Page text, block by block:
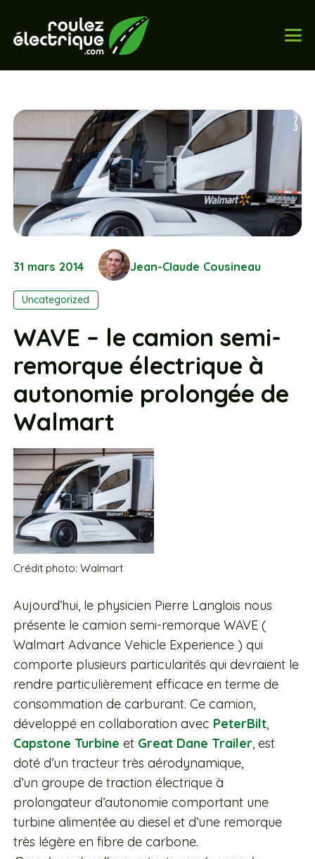
31 mars 2014 Jean-Claude Cousineau
Uncategorized
WAVE – le camion semi-
remorque électrique à
autonomie prolongée de
Walmart
Crédit photo: Walmart
Aujourd’hui, le physicien Pierre Langlois nous
présente le camion semi-remorque WAVE (
Walmart Advance Vehicle Experience ) qui
comporte plusieurs particularités qui devraient le
rendre particulièrement efficace en terme de
consommation de carburant. Ce camion,
développé en collaboration avec PeterBilt,
Capstone Turbine et Great Dane Trailer, est
doté d’un tracteur très aérodynamique,
d’un groupe de traction électrique à
prolongateur d’autonomie comportant une
turbine alimentée au diesel et d’une remorque
très légère en fibre de carbone.